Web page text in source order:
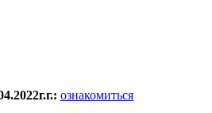
ознакомиться